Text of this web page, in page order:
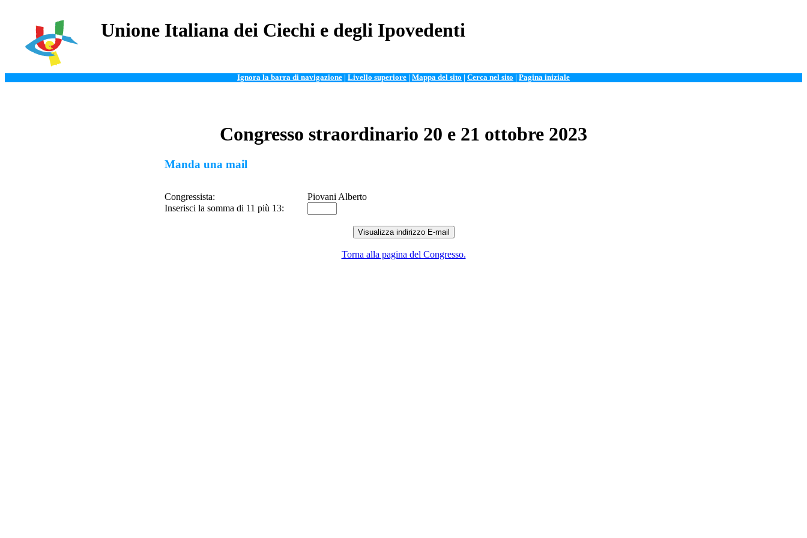
Unione Italiana dei Ciechi e degli Ipovedenti
Ignora la barra di navigazione Livello superiore Mappa del sito Cerca nel sito Pagina iniziale
Congresso straordinario 20 e 21 ottobre 2023
Manda una mail
Congressista:
Piovani Alberto
Inserisci la somma di 11 più 13:
Torna alla pagina del Congresso.